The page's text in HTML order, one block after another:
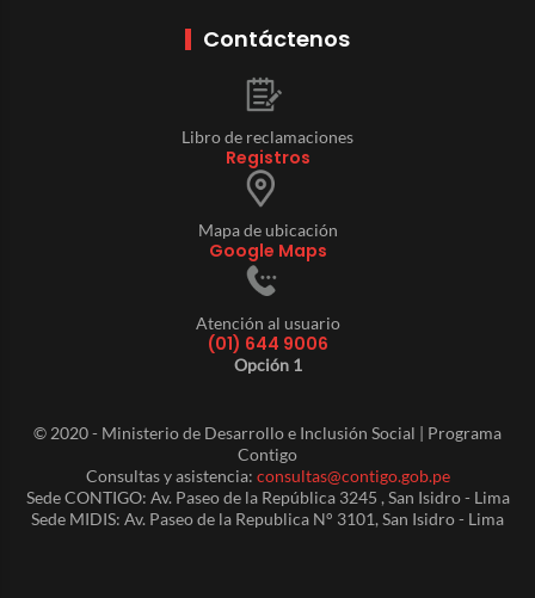
Contáctenos
Libro de reclamaciones
Registros
Mapa de ubicación
Google Maps
Atención al usuario
(01) 644 9006
Opción 1
© 2020 - Ministerio de Desarrollo e Inclusión Social | Programa
Contigo
Consultas y asistencia: consultas@contigo.gob.pe
Sede CONTIGO: Av. Paseo de la República 3245 , San Isidro - Lima
Sede MIDIS: Av. Paseo de la Republica N° 3101, San Isidro - Lima